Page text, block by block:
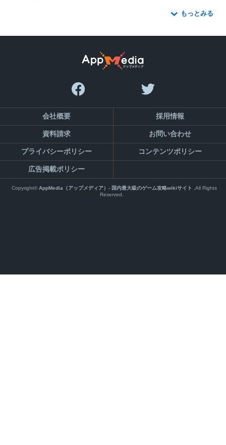
もっとみる
会社概要 採用情報
資料請求 お問い合わせ
プライバシーポリシー コンテンツポリシー
広告掲載ポリシー
Copyright©AppMedia（アップメディア）- 国内最大級のゲーム攻略wikiサイト ,All Rights
Reserved.